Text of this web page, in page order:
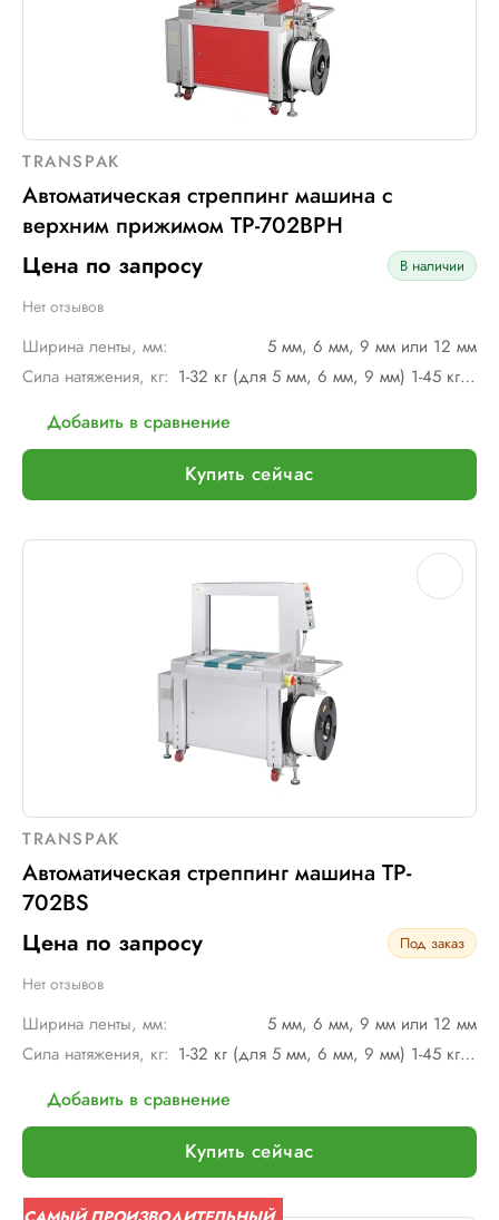
TRANSPAK
Автоматическая стреппинг машина с
верхним прижимом TP-702BPH
Цена по запросу
В наличии
Нет отзывов
Ширина ленты, мм:
5 мм, 6 мм, 9 мм или 12 мм
Сила натяжения, кг:
1-32 кг (для 5 мм, 6 мм, 9 мм) 1-45 кг (для 12 мм)
Добавить в сравнение
Купить сейчас
TRANSPAK
Автоматическая стреппинг машина TP-
702BS
Цена по запросу
Под заказ
Нет отзывов
Ширина ленты, мм:
5 мм, 6 мм, 9 мм или 12 мм
Сила натяжения, кг:
1-32 кг (для 5 мм, 6 мм, 9 мм) 1-45 кг (для 12 мм)
Добавить в сравнение
Купить сейчас